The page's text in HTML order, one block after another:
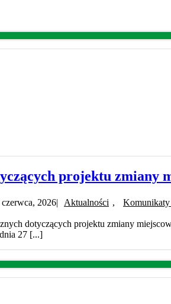
projektu zmiany
czerwca, 2026| Aktualności , Komunikaty
dotyczących projektu zmiany
27 [...]